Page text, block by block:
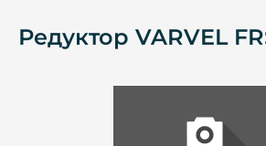
Редуктор VARVEL